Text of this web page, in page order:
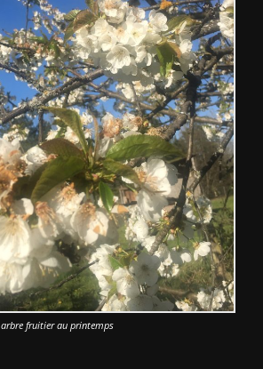
arbre fruitier au printemps